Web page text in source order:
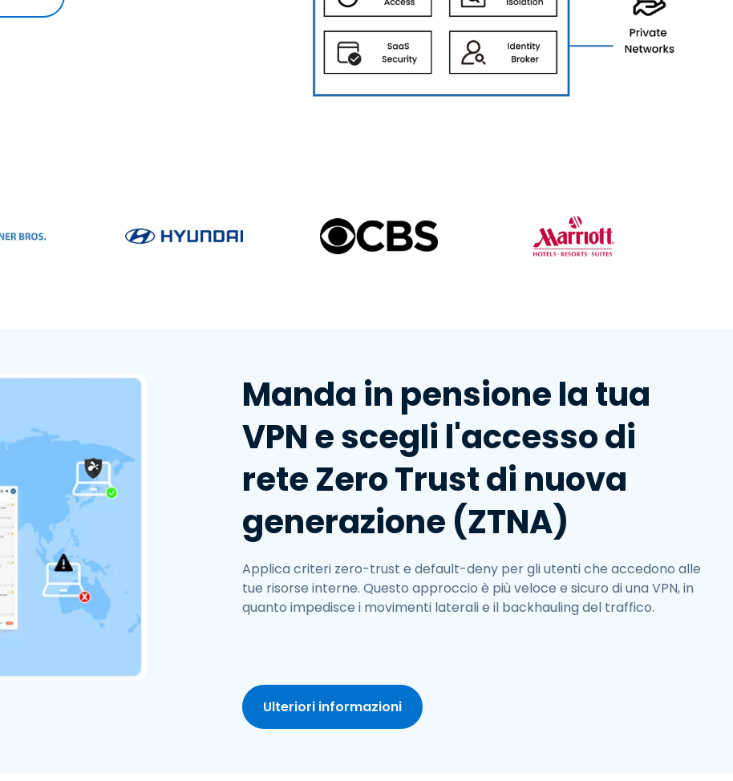
rete, applicazioni e dispositivi.
繁體中文
日本語
한국어
ภาษาไทย
Manda in pensione la tua
VPN e scegli l'accesso di
rete Zero Trust di nuova
generazione (ZTNA)​
Applica criteri zero-trust e default-deny per gli utenti che accedono alle
tue risorse interne. Questo approccio è più veloce e sicuro di una VPN, in
quanto impedisce i movimenti laterali e il backhauling del traffico.​
Ulteriori informazioni